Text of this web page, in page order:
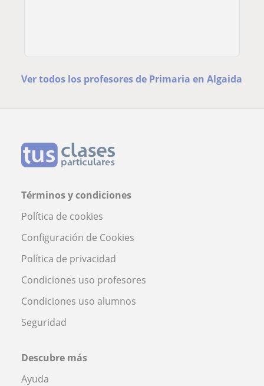
Ver todos los profesores de Primaria en Algaida
Términos y condiciones
Política de cookies
Configuración de Cookies
Política de privacidad
Condiciones uso profesores
Condiciones uso alumnos
Seguridad
Descubre más
Ayuda